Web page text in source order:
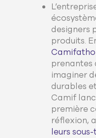
designers
produits.
prenantes
imaginer
durables
Camif
première
réflexion,
leurs